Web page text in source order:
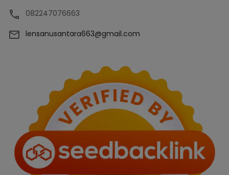
082247076663
lensanusantara663@gmail.com